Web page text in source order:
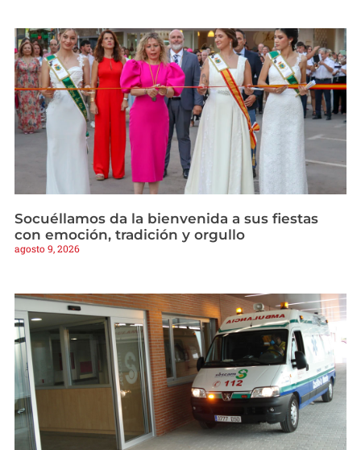
Socuéllamos da la bienvenida a sus fiestas
con emoción, tradición y orgullo
agosto 9, 2026